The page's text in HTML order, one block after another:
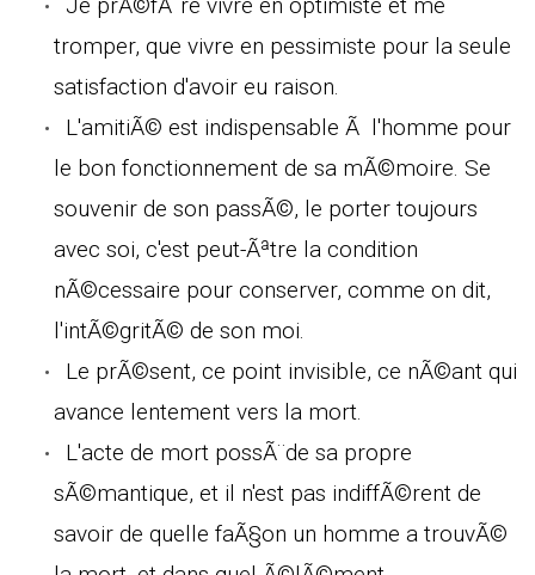
tromper, que vivre en pessimiste pour la seule
satisfaction d'avoir eu raison.
L'amitiÃ© est indispensable Ã l'homme pour
le bon fonctionnement de sa mÃ©moire. Se
souvenir de son passÃ©, le porter toujours
avec soi, c'est peut-Ãªtre la condition
nÃ©cessaire pour conserver, comme on dit,
l'intÃ©gritÃ© de son moi.
Le prÃ©sent, ce point invisible, ce nÃ©ant qui
avance lentement vers la mort.
L'acte de mort possÃ¨de sa propre
sÃ©mantique, et il n'est pas indiffÃ©rent de
savoir de quelle faÃ§on un homme a trouvÃ©